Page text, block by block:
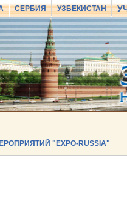
СЕРБИЯ УЗБЕКИСТАН
"EXPO-RUSSIA"